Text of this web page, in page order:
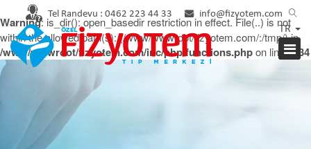
Warning: is_dir(): open_basedir restriction in effect. File(..) is not
within the allowed path(s): (/www/wwwroot/fizyotem.com/:/tmp/) in
/www/wwwroot/fizyotem.com/inc/php/functions.phpon line2934
Tel Randevu : 0462 223 44 33 info@fizyotem.com
TR